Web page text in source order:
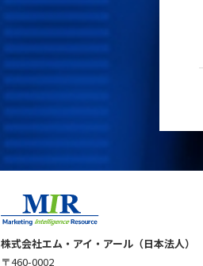
株式会社エム・アイ・アール（日本法人）
〒460-0002